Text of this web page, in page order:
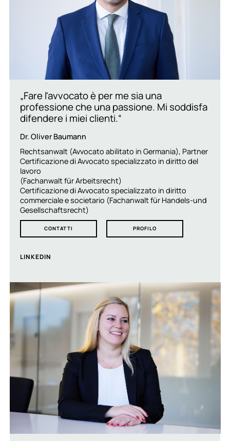
„Fare l'avvocato è per me sia una
professione che una passione. Mi soddisfa
difendere i miei clienti.“
Dr. Oliver Baumann
Rechtsanwalt (Avvocato abilitato in Germania), Partner
Certificazione di Avvocato specializzato in diritto del
lavoro
(Fachanwalt für Arbeitsrecht)
Certificazione di Avvocato specializzato in diritto
commerciale e societario (Fachanwalt für Handels-und
Gesellschaftsrecht)
CONTATTI PROFILO
LINKEDIN